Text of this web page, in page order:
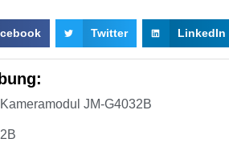
Twitter LinkedIn
JM-G4032B